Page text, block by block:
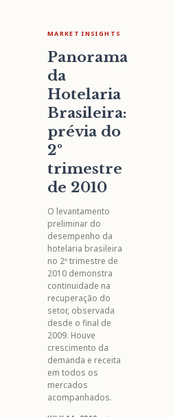
MARKET INSIGHTS
Panorama
da
Hotelaria
Brasileira:
prévia do
2º
trimestre
de 2010
O levantamento
preliminar do
desempenho da
hotelaria brasileira
no 2º trimestre de
2010 demonstra
continuidade na
recuperação do
setor, observada
desde o final de
2009. Houve
crescimento da
demanda e receita
em todos os
mercados
acompanhados.